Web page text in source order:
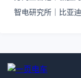
智电研究所｜比亚